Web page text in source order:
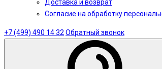
Доставка и возврат
Согласие на обработку
+7 (499) 490 14 32 Обратный звонок